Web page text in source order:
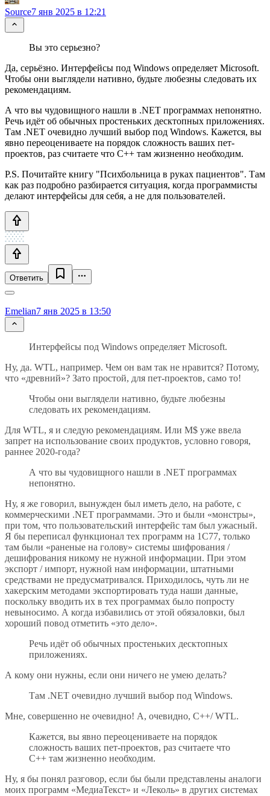
Source7 янв 2025 в 12:21
Вы это серьезно?
Да, серьёзно. Интерфейсы под Windows определяет Microsoft.
Чтобы они выглядели нативно, будьте любезны следовать их
рекомендациям.
А что вы чудовищного нашли в .NET программах непонятно.
Речь идёт об обычных простеньких десктопных приложениях.
Там .NET очевидно лучший выбор под Windows. Кажется, вы
явно переоцениваете на порядок сложность ваших пет-
проектов, раз считаете что C++ там жизненно необходим.
P.S. Почитайте книгу "Психбольница в руках пациентов". Там
как раз подробно разбирается ситуация, когда программисты
делают интерфейсы для себя, а не для пользователей.
Ответить
Emelian7 янв 2025 в 13:50
Интерфейсы под Windows определяет Microsoft.
Ну, да. WTL, например. Чем он вам так не нравится? Потому,
что «древний»? Зато простой, для пет-проектов, само то!
Чтобы они выглядели нативно, будьте любезны
следовать их рекомендациям.
Для WTL, я и следую рекомендациям. Или M$ уже ввела
запрет на использование своих продуктов, условно говоря,
раннее 2020-года?
А что вы чудовищного нашли в .NET программах
непонятно.
Ну, я же говорил, вынужден был иметь дело, на работе, с
коммерческими .NET программами. Это и были «монстры»,
при том, что пользовательский интерфейс там был ужасный.
Я бы переписал функционал тех программ на 1С77, только
там были «раненые на голову» системы шифрования /
дешифрования никому не нужной информации. При этом
экспорт / импорт, нужной нам информации, штатными
средствами не предусматривался. Приходилось, чуть ли не
хакерским методами экспортировать туда наши данные,
поскольку вводить их в тех программах было попросту
невыносимо. А когда избавились от этой обязаловки, был
хороший повод отметить «это дело».
Речь идёт об обычных простеньких десктопных
приложениях.
А кому они нужны, если они ничего не умею делать?
Там .NET очевидно лучший выбор под Windows.
Мне, совершенно не очевидно! А, очевидно, С++/ WTL.
Кажется, вы явно переоцениваете на порядок
сложность ваших пет-проектов, раз считаете что
C++ там жизненно необходим.
Ну, я бы понял разговор, если бы были представлены аналоги
моих программ «МедиаТекст» и «Леколь» в других системах